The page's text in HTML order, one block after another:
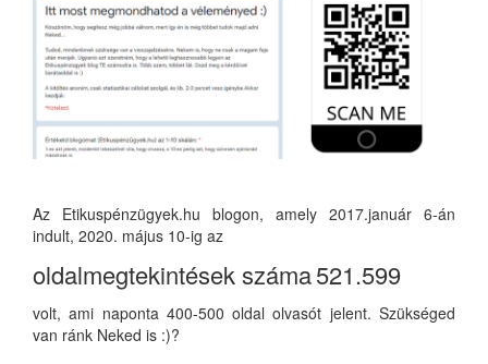
Az Etikuspénzügyek.hu blogon, amely 2017.január 6-án
indult, 2020. május 10-ig az
oldalmegtekintések száma521.599
volt, ami naponta 400-500 oldal olvasót jelent. Szükséged
van ránk Neked is :)?